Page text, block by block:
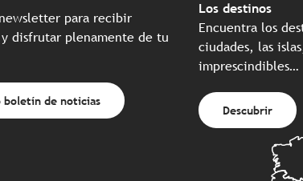
para recibir
disfrutar plenamente de tu
boletín de noticias
Los destinos
Encuentra los
ciudades, las
imprescindibles…
Descubrir